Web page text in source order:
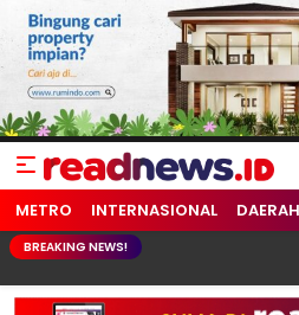
readnews.id
Berita Terkini, Update Terbaru
METRO INTERNASIONAL DAERAH
BREAKING NEWS!